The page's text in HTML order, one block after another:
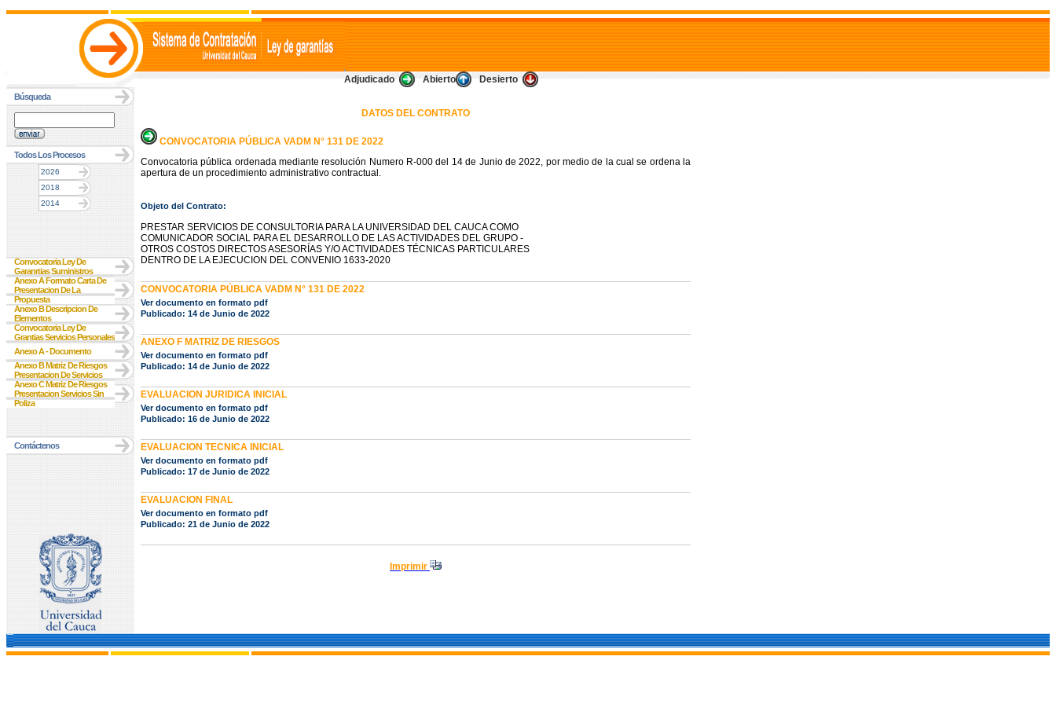
Adjudicado Abierto Desierto
Búsqueda
Todos Los Procesos
2026
2018
2014
Convocatoria Ley De
Garanrtias Suministros
Anexo A Formato Carta De
Presentacion De La
Propuesta
Anexo B Descripcion De
Elementos
Convocatoria Ley De
Grantias Servicios Personales
Anexo A - Documento
Anexo B Matriz De Riesgos
Presentacion De Servicios
Anexo C Matriz De Riesgos
Presentacion Servicios Sin
Poliza
Contáctenos
DATOS DEL CONTRATO
CONVOCATORIA PÚBLICA VADM N° 131 DE 2022
Convocatoria pública ordenada mediante resolución Numero R-000 del 14 de Junio de 2022, por medio de la cual se ordena la
apertura de un procedimiento administrativo contractual.
Objeto del Contrato:
PRESTAR SERVICIOS DE CONSULTORIA PARA LA UNIVERSIDAD DEL CAUCA COMO
COMUNICADOR SOCIAL PARA EL DESARROLLO DE LAS ACTIVIDADES DEL GRUPO -
OTROS COSTOS DIRECTOS ASESORÍAS Y/O ACTIVIDADES TÉCNICAS PARTICULARES
DENTRO DE LA EJECUCION DEL CONVENIO 1633-2020
CONVOCATORIA PÚBLICA VADM N° 131 DE 2022
Ver documento en formato pdf
Publicado: 14 de Junio de 2022
ANEXO F MATRIZ DE RIESGOS
Ver documento en formato pdf
Publicado: 14 de Junio de 2022
EVALUACION JURIDICA INICIAL
Ver documento en formato pdf
Publicado: 16 de Junio de 2022
EVALUACION TECNICA INICIAL
Ver documento en formato pdf
Publicado: 17 de Junio de 2022
EVALUACION FINAL
Ver documento en formato pdf
Publicado: 21 de Junio de 2022
Imprimir